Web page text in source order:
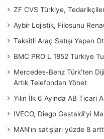
ZF CVS Türkiye,
Aybir Lojistik, Filosunu
Taksitli Araç Satışı Yapan
BMC PRO L 1852 Türkiye
Mercedes-Benz Türk’ten
Artık Telefondan Yönet
Yılın İlk 6 Ayında AB Ticari
IVECO, Diego Gastaldi’yi
MAN’ın satışları yüzde 8